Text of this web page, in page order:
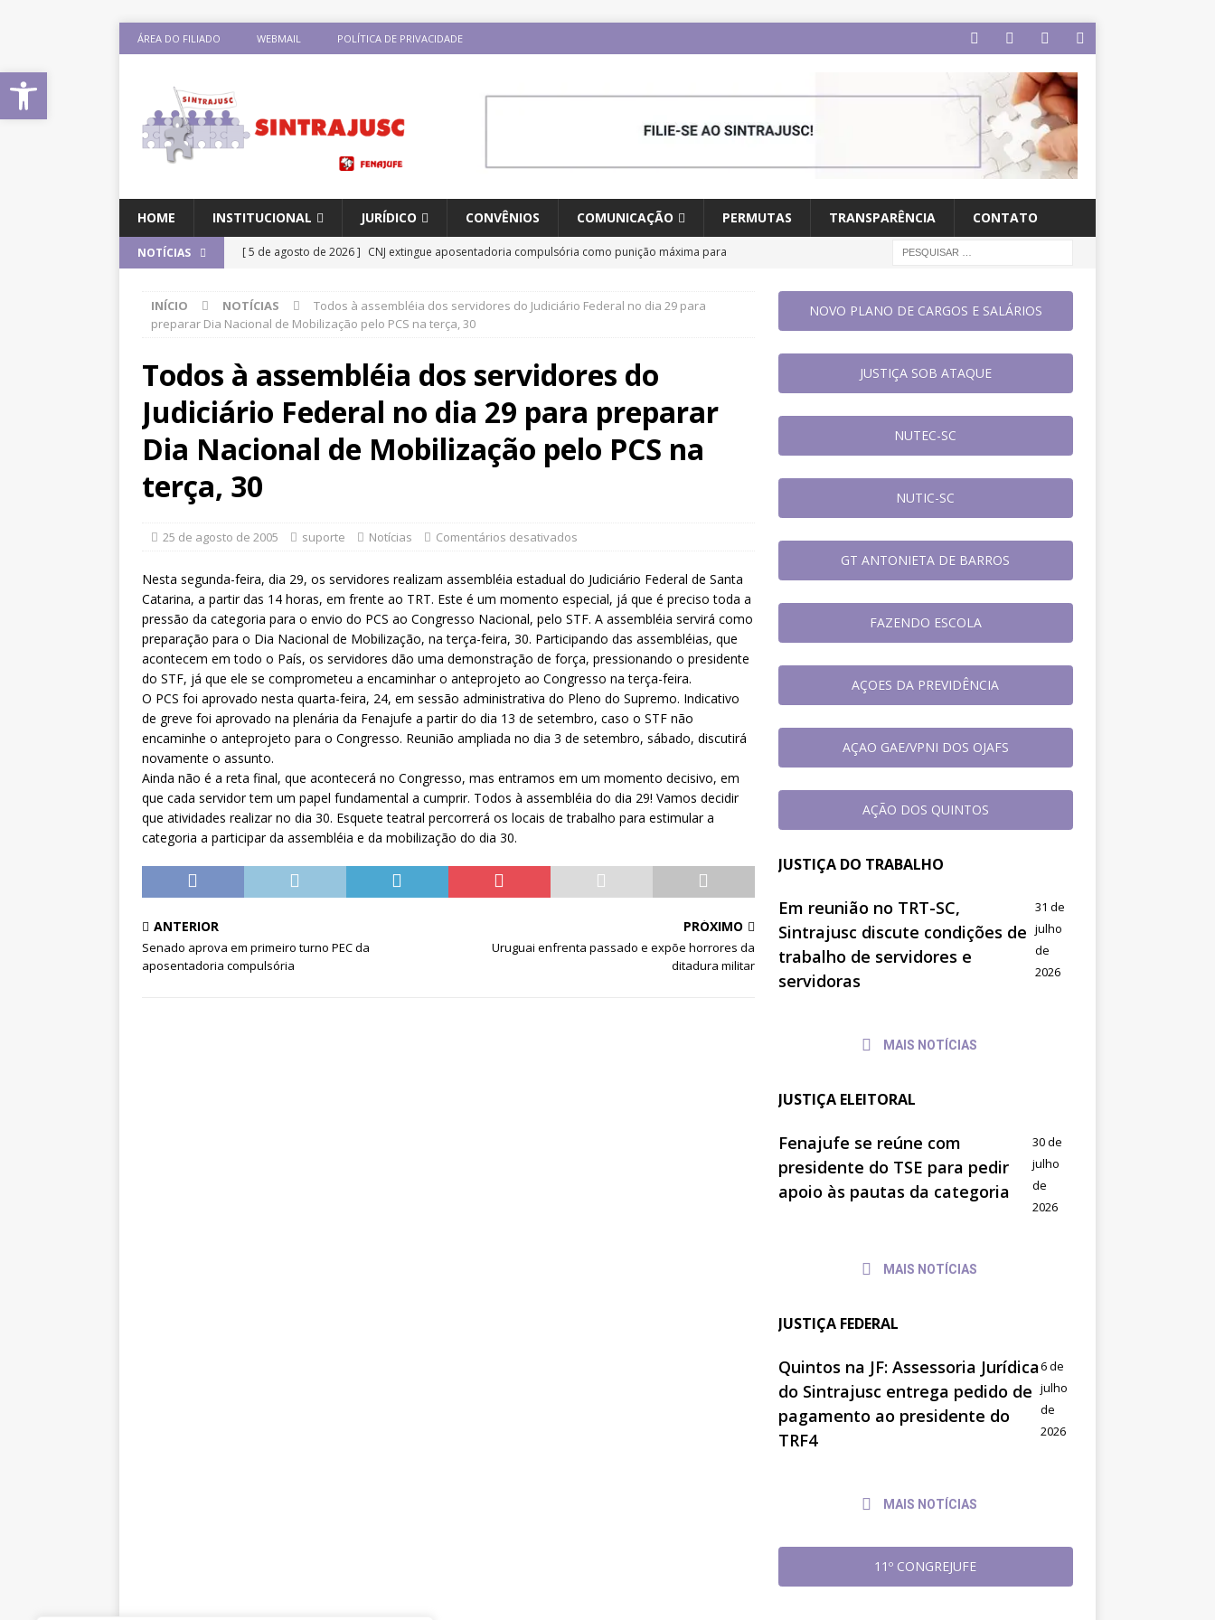
Abrir a barra de ferramentas
ÁREA DO FILIADO WEBMAIL POLÍTICA DE PRIVACIDADE
HOME INSTITUCIONAL JURÍDICO CONVÊNIOS COMUNICAÇÃO PERMUTAS TRANSPARÊNCIA CONTATO
NOTÍCIAS [ 5 de agosto de 2026 ] CNJ extingue aposentadoria compulsória como punição máxima para
[ 3 de agosto de 2026 ] Baixe o aplicativo do Sintrajusc e conheça as funcionalidades disponíveis
[ 3 de agosto de 2026 ]
Seminário Internacional “Ninguém é Ilegal – Migração, Racismo e
Xenofobia”será dia 13 de agosto na UFSC
DESTAQUES
[ 3 de agosto de 2026 ]
Fenajufe participa de plenária sobre inteligência artificial e reforça
debate sobre os impactos das novas tecnologias no serviço público
[ 5 de agosto de 2026 ]
INÍCIO NOTÍCIAS
Todos à assembléia dos servidores do Judiciário Federal no dia 29 para
preparar Dia Nacional de Mobilização pelo PCS na terça, 30
Todos à assembléia dos servidores do
Judiciário Federal no dia 29 para preparar
Dia Nacional de Mobilização pelo PCS na
terça, 30
25 de agosto de 2005 suporte Notícias Comentários desativados
Nesta segunda-feira, dia 29, os servidores realizam assembléia estadual do Judiciário Federal de Santa
Catarina, a partir das 14 horas, em frente ao TRT. Este é um momento especial, já que é preciso toda a
pressão da categoria para o envio do PCS ao Congresso Nacional, pelo STF. A assembléia servirá como
preparação para o Dia Nacional de Mobilização, na terça-feira, 30. Participando das assembléias, que
acontecem em todo o País, os servidores dão uma demonstração de força, pressionando o presidente
do STF, já que ele se comprometeu a encaminhar o anteprojeto ao Congresso na terça-feira.
O PCS foi aprovado nesta quarta-feira, 24, em sessão administrativa do Pleno do Supremo. Indicativo
de greve foi aprovado na plenária da Fenajufe a partir do dia 13 de setembro, caso o STF não
encaminhe o anteprojeto para o Congresso. Reunião ampliada no dia 3 de setembro, sábado, discutirá
novamente o assunto.
Ainda não é a reta final, que acontecerá no Congresso, mas entramos em um momento decisivo, em
que cada servidor tem um papel fundamental a cumprir. Todos à assembléia do dia 29! Vamos decidir
que atividades realizar no dia 30. Esquete teatral percorrerá os locais de trabalho para estimular a
categoria a participar da assembléia e da mobilização do dia 30.
ANTERIOR
Senado aprova em primeiro turno PEC da
aposentadoria compulsória
PRÓXIMO
Uruguai enfrenta passado e expõe horrores da
ditadura militar
NOVO PLANO DE CARGOS E SALÁRIOS
JUSTIÇA SOB ATAQUE
NUTEC-SC
NUTIC-SC
GT ANTONIETA DE BARROS
FAZENDO ESCOLA
AÇOES DA PREVIDÊNCIA
AÇAO GAE/VPNI DOS OJAFS
AÇÃO DOS QUINTOS
JUSTIÇA DO TRABALHO
Em reunião no TRT-SC,
Sintrajusc discute condições de
trabalho de servidores e
servidoras
31 de
julho
de
2026
MAIS NOTÍCIAS
JUSTIÇA ELEITORAL
Fenajufe se reúne com
presidente do TSE para pedir
apoio às pautas da categoria
30 de
julho
de
2026
MAIS NOTÍCIAS
JUSTIÇA FEDERAL
Quintos na JF: Assessoria Jurídica
do Sintrajusc entrega pedido de
pagamento ao presidente do
TRF4
6 de
julho
de
2026
MAIS NOTÍCIAS
11º CONGREJUFE